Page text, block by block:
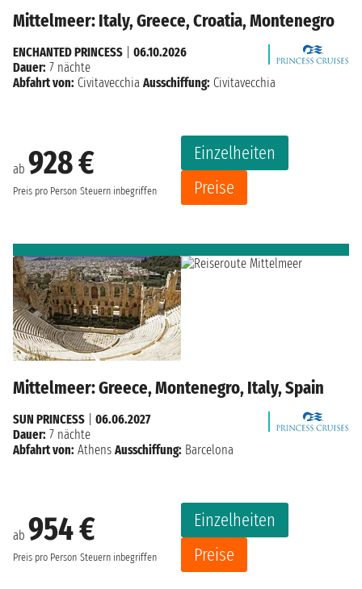
Mittelmeer: Italy, Greece, Croatia, Montenegro
ab 928 €
Preis pro Person Steuern inbegriffen
Einzelheiten
Preise
ENCHANTED PRINCESS
06.10.2026
Dauer: 7 nächte
Abfahrt von: Civitavecchia Ausschiffung: Civitavecchia
Mittelmeer: Greece, Montenegro, Italy, Spain
ab 954 €
Preis pro Person Steuern inbegriffen
Einzelheiten
Preise
SUN PRINCESS
06.06.2027
Dauer: 7 nächte
Abfahrt von: Athens Ausschiffung: Barcelona